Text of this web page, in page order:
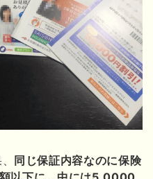
同じ保証内容なのに保険